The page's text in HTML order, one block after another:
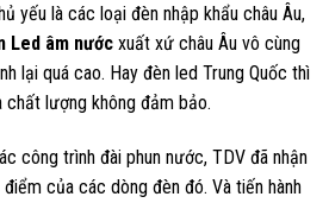
yếu là các loại đèn nhập khẩu châu Âu,
Led âm nước xuất xứ châu Âu vô cùng
lại quá cao. Hay đèn led Trung Quốc thì
lượng không đảm bảo.
công trình đài phun nước, TDV đã nhận
của các dòng đèn đó. Và tiến hành